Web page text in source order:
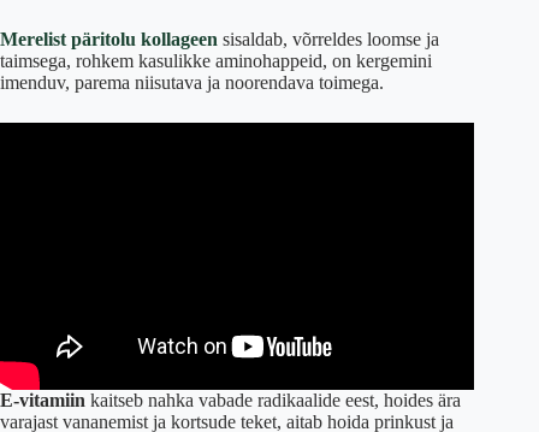
Merelist päritolu kollageen sisaldab, võrreldes loomse ja
taimsega, rohkem kasulikke aminohappeid, on kergemini
imenduv, parema niisutava ja noorendava toimega.
E-vitamiin kaitseb nahka vabade radikaalide eest, hoides ära
varajast vananemist ja kortsude teket, aitab hoida prinkust ja